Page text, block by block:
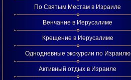
По Святым Местам в Израиле
Венчание в Иерусалиме
Крещение в Иерусалиме
Однодневные экскурсии по Израилю
Активный отдых в Израиле